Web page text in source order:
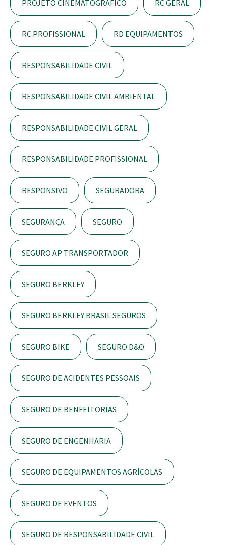
PROJETO CINEMATOGRÁFICO RC GERAL
RC PROFISSIONAL RD EQUIPAMENTOS
RESPONSABILIDADE CIVIL
RESPONSABILIDADE CIVIL AMBIENTAL
RESPONSABILIDADE CIVIL GERAL
RESPONSABILIDADE PROFISSIONAL
RESPONSIVO SEGURADORA
SEGURANÇA SEGURO
SEGURO AP TRANSPORTADOR
SEGURO BERKLEY
SEGURO BERKLEY BRASIL SEGUROS
SEGURO BIKE SEGURO D&O
SEGURO DE ACIDENTES PESSOAIS
SEGURO DE BENFEITORIAS
SEGURO DE ENGENHARIA
SEGURO DE EQUIPAMENTOS AGRÍCOLAS
SEGURO DE EVENTOS
SEGURO DE RESPONSABILIDADE CIVIL